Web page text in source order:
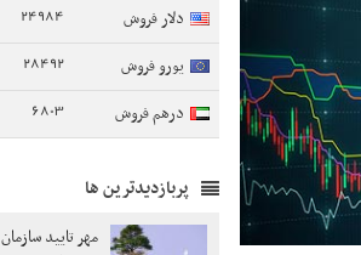
دلار فروش 24984
یورو فروش 28492
درهم فروش 6803
پربازدیدترین ها
مهر تایید